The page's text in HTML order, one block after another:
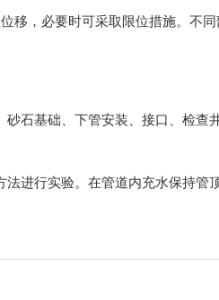
移，必要时可采取限位措施。不
石基础、下管安装、接口、检查
进行实验。在管道内充水保持管